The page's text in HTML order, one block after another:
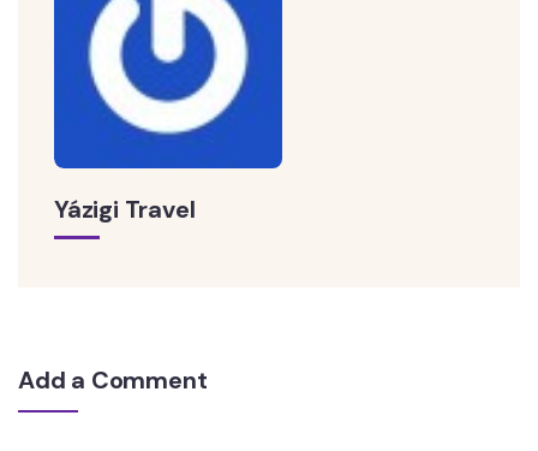
Yázigi Travel
Add a Comment